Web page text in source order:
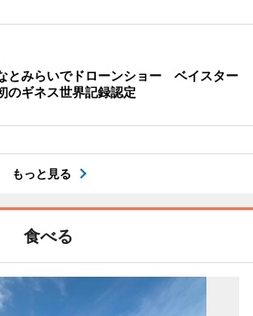
とみらいでドローンショー ベイスター
のギネス世界記録認定
もっと見る
食べる